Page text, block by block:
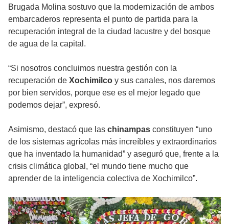
Brugada Molina sostuvo que la modernización de ambos
embarcaderos representa el punto de partida para la
recuperación integral de la ciudad lacustre y del bosque
de agua de la capital.
“Si nosotros concluimos nuestra gestión con la
recuperación de Xochimilco y sus canales, nos daremos
por bien servidos, porque ese es el mejor legado que
podemos dejar”, expresó.
Asimismo, destacó que las chinampas constituyen “uno
de los sistemas agrícolas más increíbles y extraordinarios
que ha inventado la humanidad” y aseguró que, frente a la
crisis climática global, “el mundo tiene mucho que
aprender de la inteligencia colectiva de Xochimilco”.